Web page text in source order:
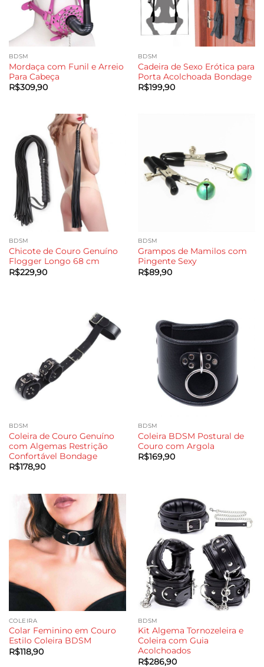
BDSM
Mordaça com Funil e Arreio
Para Cabeça
R$309,90
BDSM
Cadeira de Sexo Erótica para
Porta Acolchoada Bondage
R$199,90
BDSM
Chicote de Couro Genuíno
Flogger Longo 68 cm
R$229,90
BDSM
Grampos de Mamilos com
Pingente Sexy
R$89,90
BDSM
Coleira de Couro Genuíno
com Algemas Restrição
Confortável Bondage
R$178,90
BDSM
Coleira BDSM Postural de
Couro com Argola
R$169,90
COLEIRA
Colar Feminino em Couro
Estilo Coleira BDSM
R$118,90
BDSM
Kit Algema Tornozeleira e
Coleira com Guia
Acolchoados
R$286,90